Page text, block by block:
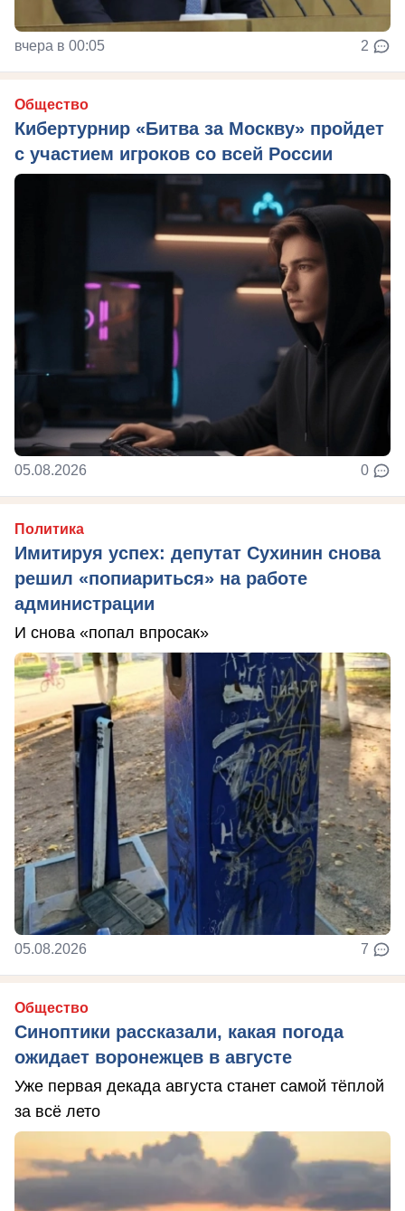
вчера в 00:05 2
Общество
Кибертурнир «Битва за Москву» пройдет
с участием игроков со всей России
05.08.2026 0
Политика
Имитируя успех: депутат Сухинин снова
решил «попиариться» на работе
администрации
И снова «попал впросак»
05.08.2026 7
Общество
Синоптики рассказали, какая погода
ожидает воронежцев в августе
Уже первая декада августа станет самой тёплой
за всё лето